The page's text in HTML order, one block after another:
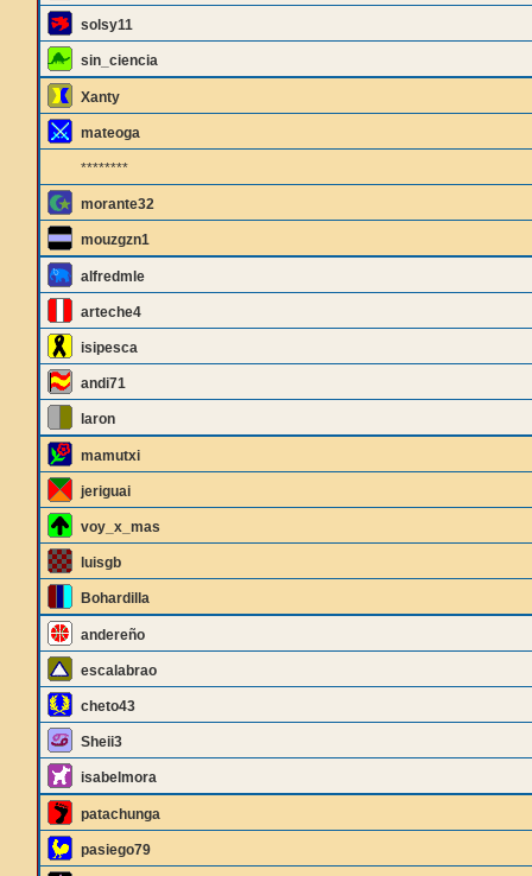
solsy11
sin_ciencia
Xanty
mateoga
********
morante32
mouzgzn1
alfredmle
arteche4
isipesca
andi71
laron
mamutxi
jeriguai
voy_x_mas
luisgb
Bohardilla
andereño
escalabrao
cheto43
Sheii3
isabelmora
patachunga
pasiego79